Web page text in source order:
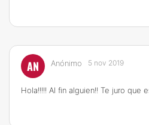
AN Anónimo 5 nov 2019
Hola!!!!! Al fin alguien!! Te juro